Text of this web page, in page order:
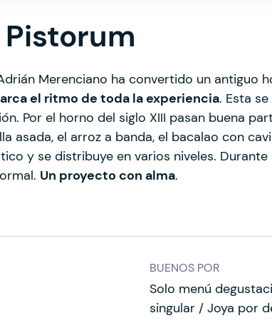
Merenciano ha convertido un antiguo
el ritmo de toda la experiencia. Esta
Por el horno del siglo XIII pasan buena
asada, el arroz a banda, el bacalao con
y se distribuye en varios niveles.
Un proyecto con alma.
BUENOS POR
Solo menú
singular / Joya por